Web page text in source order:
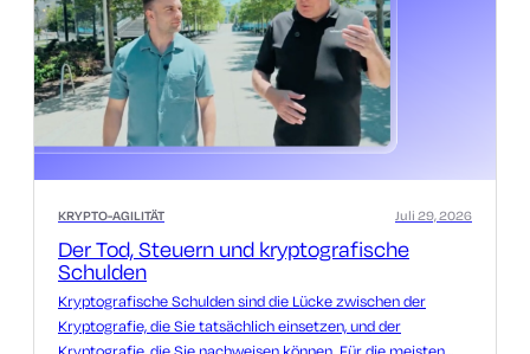
KRYPTO-AGILITÄT
Der Tod, Steuern und kryptografische
Schulden
Juli 29, 2026
Kryptografische Schulden sind die Lücke zwischen der
Kryptografie, die Sie tatsächlich einsetzen, und der